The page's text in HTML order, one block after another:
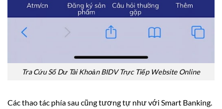
Tra Cứu Số Dư Tài Khoản BIDV Trực Tiếp Website Online
Các thao tác phía sau cũng tương tự như với Smart Banking.